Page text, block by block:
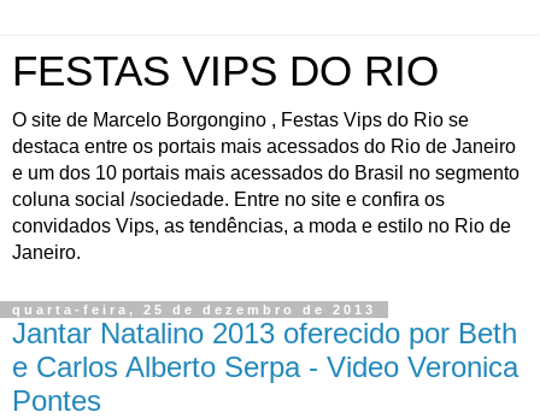
FESTAS VIPS DO RIO
O site de Marcelo Borgongino , Festas Vips do Rio se
destaca entre os portais mais acessados do Rio de Janeiro
e um dos 10 portais mais acessados do Brasil no segmento
coluna social /sociedade. Entre no site e confira os
convidados Vips, as tendências, a moda e estilo no Rio de
Janeiro.
quarta-feira, 25 de dezembro de 2013
Jantar Natalino 2013 oferecido por Beth
e Carlos Alberto Serpa - Video Veronica
Pontes